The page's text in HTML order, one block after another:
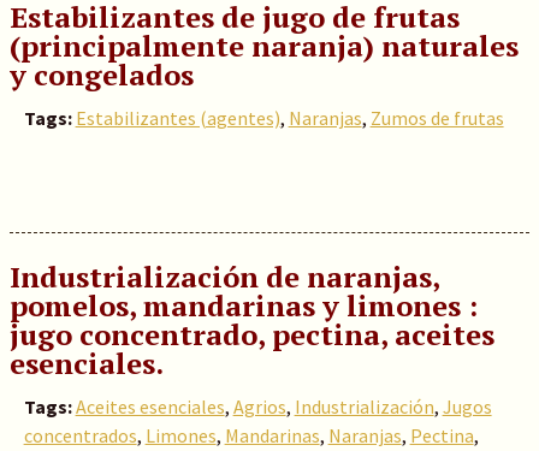
Estabilizantes de jugo de frutas
(principalmente naranja) naturales
y congelados
Tags: Estabilizantes (agentes), Naranjas, Zumos de frutas
Industrialización de naranjas,
pomelos, mandarinas y limones :
jugo concentrado, pectina, aceites
esenciales.
Tags:Aceites esenciales, Agrios, Industrialización, Jugos
concentrados, Limones, Mandarinas, Naranjas, Pectina,